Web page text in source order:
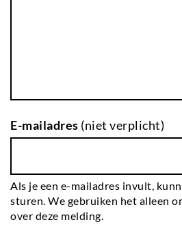
E-mailadres (niet verplicht)
Als je een e-mailadres invult,
sturen. We gebruiken het alleen
over deze melding.